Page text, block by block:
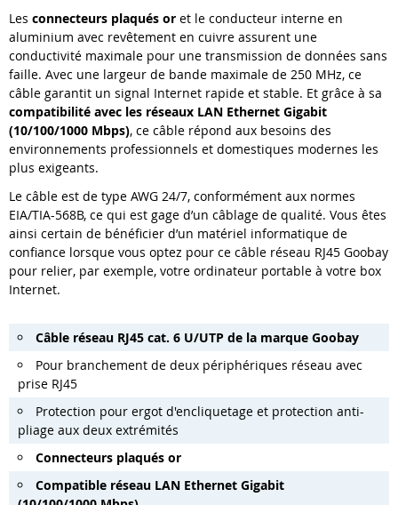
Les connecteurs plaqués or et le conducteur interne en
aluminium avec revêtement en cuivre assurent une
conductivité maximale pour une transmission de données sans
faille. Avec une largeur de bande maximale de 250 MHz, ce
câble garantit un signal Internet rapide et stable. Et grâce à sa
compatibilité avec les réseaux LAN Ethernet Gigabit
(10/100/1000 Mbps), ce câble répond aux besoins des
environnements professionnels et domestiques modernes les
plus exigeants.
Le câble est de type AWG 24/7, conformément aux normes
EIA/TIA-568B, ce qui est gage d’un câblage de qualité. Vous êtes
ainsi certain de bénéficier d’un matériel informatique de
confiance lorsque vous optez pour ce câble réseau RJ45 Goobay
pour relier, par exemple, votre ordinateur portable à votre box
Internet.
Câble réseau RJ45 cat. 6 U/UTP de la marque Goobay
Pour branchement de deux périphériques réseau avec
prise RJ45
Protection pour ergot d'encliquetage et protection anti-
pliage aux deux extrémités
Connecteurs plaqués or
Compatible réseau LAN Ethernet Gigabit